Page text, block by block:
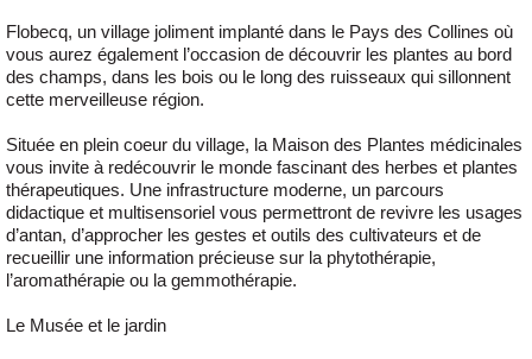
Flobecq, un village joliment implanté dans le Pays des Collines où
vous aurez également l’occasion de découvrir les plantes au bord
des champs, dans les bois ou le long des ruisseaux qui sillonnent
cette merveilleuse région.
Située en plein coeur du village, la Maison des Plantes médicinales
vous invite à redécouvrir le monde fascinant des herbes et plantes
thérapeutiques. Une infrastructure moderne, un parcours
didactique et multisensoriel vous permettront de revivre les usages
d’antan, d’approcher les gestes et outils des cultivateurs et de
recueillir une information précieuse sur la phytothérapie,
l’aromathérapie ou la gemmothérapie.
Le Musée et le jardin